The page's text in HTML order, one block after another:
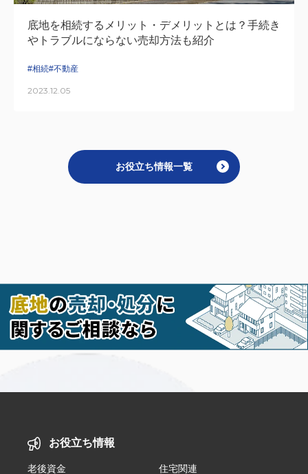
底地を相続するメリット・デメリットとは？手続き
やトラブルにならない売却方法も紹介
#相続#不動産
2023.12.05
お役立ち情報一覧
お役立ち情報
老後資金
住宅関連